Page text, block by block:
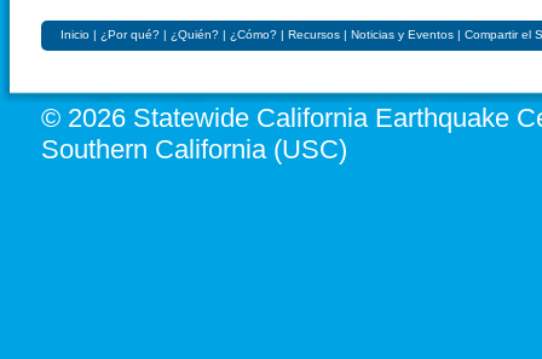
Inicio | ¿Por qué? | ¿Quién? | ¿Cómo? | Recursos | Noticias y Eventos | Compartir el
© 2026 Statewide California Earthquake
Southern California (USC)